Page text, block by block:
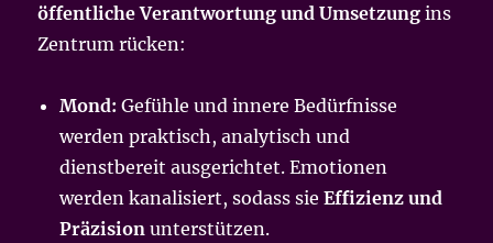
öffentliche Verantwortung und Umsetzung ins
Zentrum rücken:
Mond: Gefühle und innere Bedürfnisse
werden praktisch, analytisch und
dienstbereit ausgerichtet. Emotionen
werden kanalisiert, sodass sieEffizienz und
Präzision unterstützen.